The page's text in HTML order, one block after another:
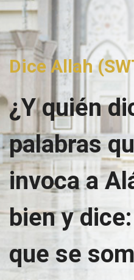
Dice Allah
¿Y quién
palabras
invoca a
bien y
que se